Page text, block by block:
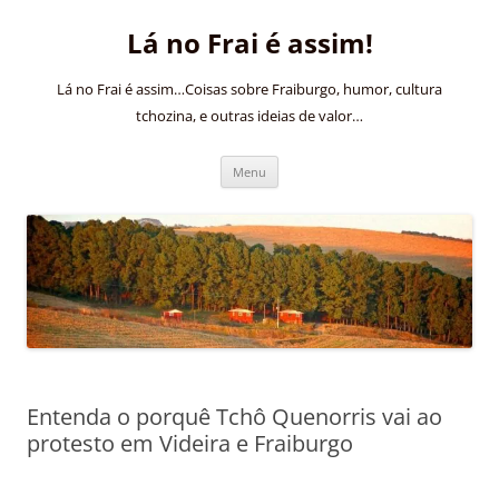
Lá no Frai é assim!
Lá no Frai é assim…Coisas sobre Fraiburgo, humor, cultura
tchozina, e outras ideias de valor…
Menu
Entenda o porquê Tchô Quenorris vai ao
protesto em Videira e Fraiburgo